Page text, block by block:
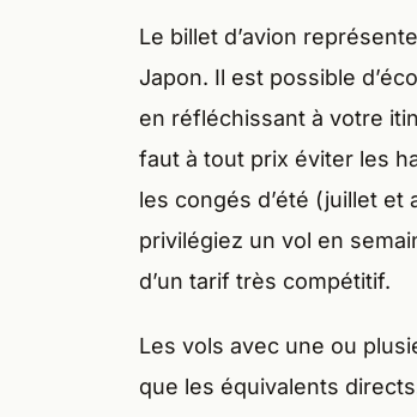
Le billet d’avion
Japon. Il est possible
en réfléchissant à votre
faut à tout prix éviter les
les congés d’été (juillet et
privilégiez un vol en
d’un tarif très compétitif.
Les vols avec une ou
que les équivalents